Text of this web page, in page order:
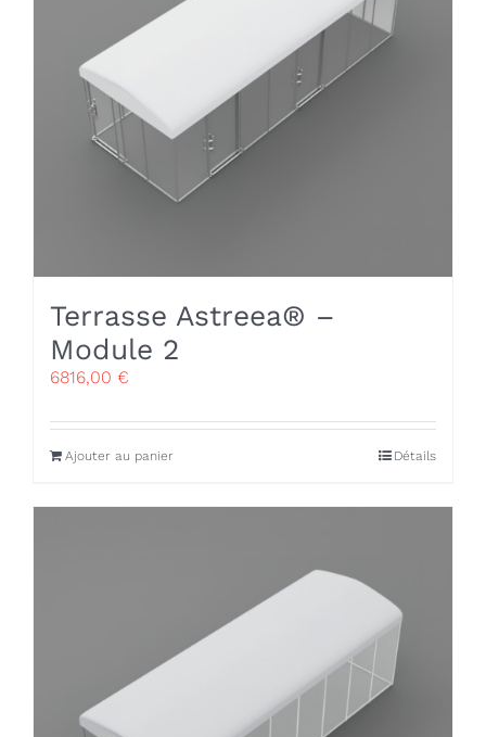
Terrasse Astreea® –
Module 2
6816,00 €
Ajouter au panier Détails